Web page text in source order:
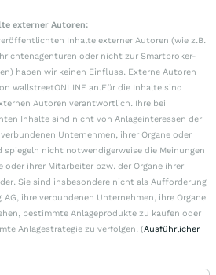
externer Autoren:
Inhalte externer Autoren (wie z.B.
oder nicht zur Smartbroker-
haben wir keinen Einfluss. Externe Autoren
wallstreetONLINE an.Für die Inhalte sind
Autoren verantwortlich. Ihre bei
Inhalte sind nicht von Anlageinteressen der
Unternehmen, ihrer Organe oder
nicht notwendigerweise die Meinungen
oder ihrer Mitarbeiter bzw. der Organe ihrer
Sie sind insbesondere nicht als Aufforderung
ihre verbundenen Unternehmen, ihre Organe
bestimmte Anlageprodukte zu kaufen oder
Anlagestrategie zu verfolgen. (Ausführlicher